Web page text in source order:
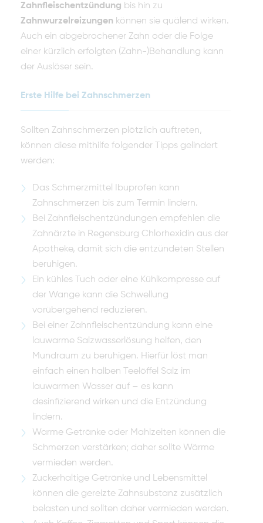
Zahnfleischentzündung bis hin zu
Zahnwurzelreizungen können sie quälend wirken.
Auch ein abgebrochener Zahn oder die Folge
einer kürzlich erfolgten (Zahn-)Behandlung kann
der Auslöser sein.
Erste Hilfe bei Zahnschmerzen
Sollten Zahnschmerzen plötzlich auftreten,
können diese mithilfe folgender Tipps gelindert
werden:
Das Schmerzmittel Ibuprofen kann
Zahnschmerzen bis zum Termin lindern.
Bei Zahnfleischentzündungen empfehlen die
Zahnärzte in Regensburg Chlorhexidin aus der
Apotheke, damit sich die entzündeten Stellen
beruhigen.
Ein kühles Tuch oder eine Kühlkompresse auf
der Wange kann die Schwellung
vorübergehend reduzieren.
Bei einer Zahnfleischentzündung kann eine
lauwarme Salzwasserlösung helfen, den
Mundraum zu beruhigen. Hierfür löst man
einfach einen halben Teelöffel Salz im
lauwarmen Wasser auf – es kann
desinfizierend wirken und die Entzündung
lindern.
Warme Getränke oder Mahlzeiten können die
Schmerzen verstärken; daher sollte Wärme
vermieden werden.
Zuckerhaltige Getränke und Lebensmittel
können die gereizte Zahnsubstanz zusätzlich
belasten und sollten daher vermieden werden.